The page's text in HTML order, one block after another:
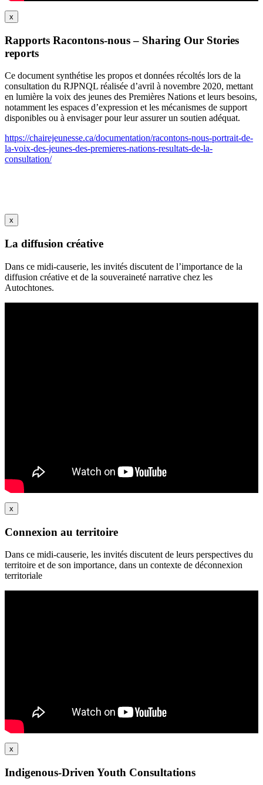
x
Rapports Racontons-nous – Sharing Our Stories
reports
Ce document synthétise les propos et données récoltés lors de la
consultation du RJPNQL réalisée d’avril à novembre 2020, mettant
en lumière la voix des jeunes des Premières Nations et leurs besoins,
notamment les espaces d’expression et les mécanismes de support
disponibles ou à envisager pour leur assurer un soutien adéquat.
https://chairejeunesse.ca/documentation/racontons-nous-portrait-de-
la-voix-des-jeunes-des-premieres-nations-resultats-de-la-
consultation/
x
La diffusion créative
Dans ce midi-causerie, les invités discutent de l’importance de la
diffusion créative et de la souveraineté narrative chez les
Autochtones.
x
Connexion au territoire
Dans ce midi-causerie, les invités discutent de leurs perspectives du
territoire et de son importance, dans un contexte de déconnexion
territoriale
x
Indigenous-Driven Youth Consultations